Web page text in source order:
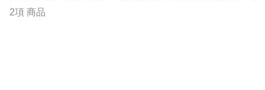
2項 商品